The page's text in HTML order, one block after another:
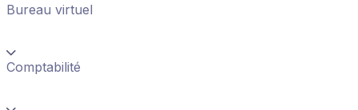
Bureau virtuel
Comptabilité